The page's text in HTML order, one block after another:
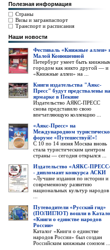
Полезная информация
Страны
Визы и загранпаспорт
Транспорт и расписания
Наши новости
Фестиваль «Книжные аллеи»
Малой Конюшенной
Петербург умеет быть
городом как никто другой — и
«Книжные аллеи» на ...
Книги издательства "Аякс-
Пресс" будут предствалены на
ярмарке в Пекине
Издательство АЯКС-ПРЕСС
снова представило свою
впечатляющую коллекцию ...
«Аякс-Пресс» на
Международном
форуме «Путешествуй!»!
С 10 по 14 июня Москва вновь
стала туристическим центром
страны — сегодня открылся ...
Издательство «АЯКС-
- дипломант конкурса АСКИ
«Лучшие издания по истории и
современному развитию
национальных культур народов
Путеводители «Русский гид»
(ПОЛИГЛОТ) вошли в
«Книги о единстве народов
России»
Каталог «Книги о единстве
народов России» был создан
Российским книжным союзом ...